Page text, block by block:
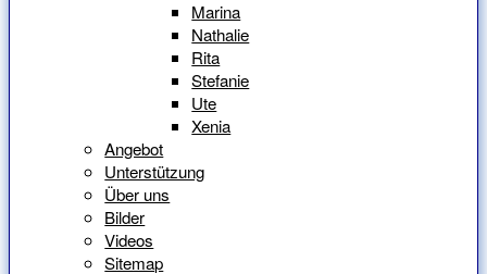
Marina
Nathalie
Rita
Stefanie
Ute
Xenia
Angebot
Unterstützung
Über uns
Bilder
Videos
Sitemap